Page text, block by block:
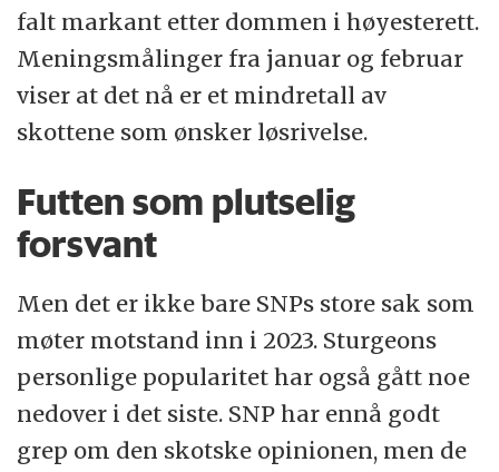
falt markant etter dommen i høyesterett.
Meningsmålinger fra januar og februar
viser at det nå er et mindretall av
skottene som ønsker løsrivelse.
Futten som plutselig
forsvant
Men det er ikke bare SNPs store sak som
møter motstand inn i 2023. Sturgeons
personlige popularitet har også gått noe
nedover i det siste. SNP har ennå godt
grep om den skotske opinionen, men de